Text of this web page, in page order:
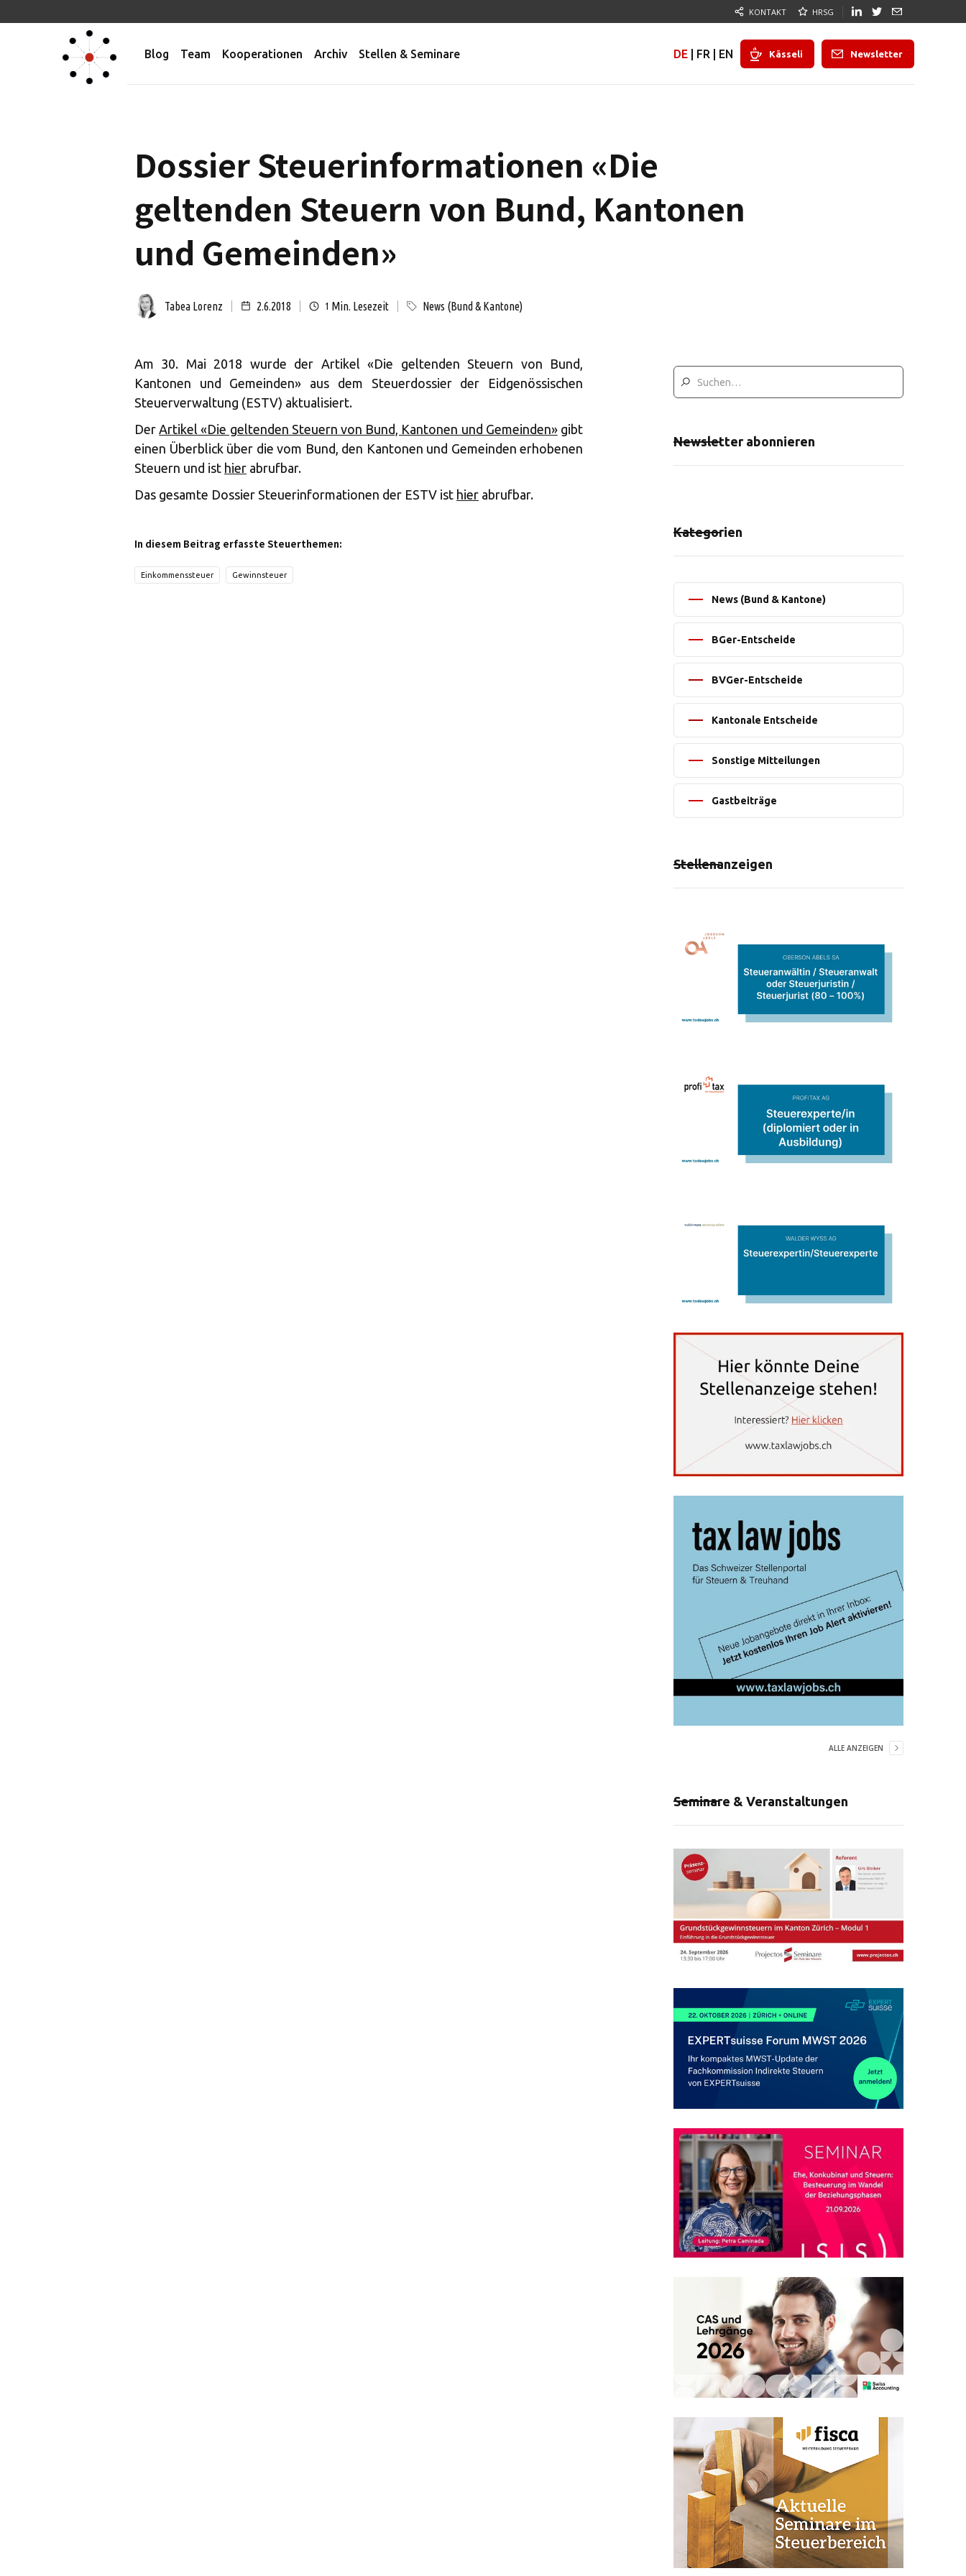
KONTAKT HRSG
Blog Team Kooperationen Archiv Stellen & Seminare DE FR EN Kässeli Newsletter
Dossier Steuerinformationen «Die
geltenden Steuern von Bund, Kantonen
und Gemeinden»
Tabea Lorenz 2.6.2018 1 Min. Lesezeit News (Bund & Kantone)
Am 30. Mai 2018 wurde der Artikel «Die geltenden Steuern von Bund,
Kantonen und Gemeinden» aus dem Steuerdossier der Eidgenössischen
Steuerverwaltung (ESTV) aktualisiert.
DerArtikel «Die geltenden Steuern von Bund, Kantonen und Gemeinden»gibt
einen Überblick über die vom Bund, den Kantonen und Gemeinden erhobenen
Steuern und ist hier abrufbar.
Das gesamte Dossier Steuerinformationen der ESTV ist hier abrufbar.
In diesem Beitrag erfasste Steuerthemen:
Einkommenssteuer Gewinnsteuer
Newsletter abonnieren
Kategorien
News (Bund & Kantone)
BGer-Entscheide
BVGer-Entscheide
Kantonale Entscheide
Sonstige Mitteilungen
Gastbeiträge
Stellenanzeigen
ALLE ANZEIGEN
Seminare & Veranstaltungen